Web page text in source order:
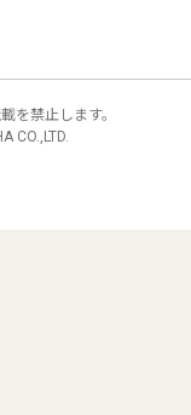
を禁止します。
CO.,LTD.